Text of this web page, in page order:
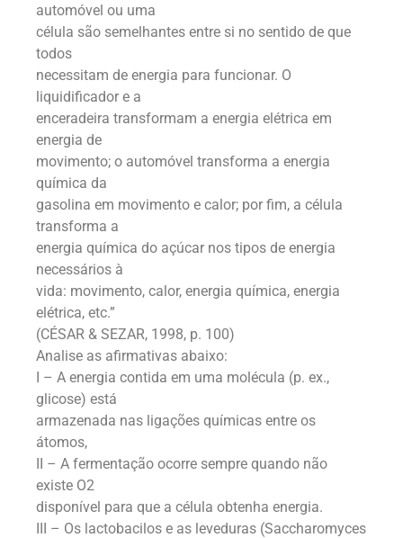
automóvel ou uma
célula são semelhantes entre si no sentido de que
todos
necessitam de energia para funcionar. O
liquidificador e a
enceradeira transformam a energia elétrica em
energia de
movimento; o automóvel transforma a energia
química da
gasolina em movimento e calor; por fim, a célula
transforma a
energia química do açúcar nos tipos de energia
necessários à
vida: movimento, calor, energia química, energia
elétrica, etc.”
(CÉSAR & SEZAR, 1998, p. 100)
Analise as afirmativas abaixo:
I – A energia contida em uma molécula (p. ex.,
glicose) está
armazenada nas ligações químicas entre os
átomos,
II – A fermentação ocorre sempre quando não
existe O2
disponível para que a célula obtenha energia.
III – Os lactobacilos e as leveduras (Saccharomyces